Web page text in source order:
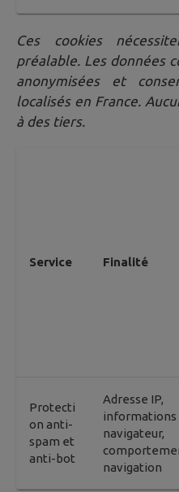
Ces cookies
préalable. Les données
anonymisées et
localisés en France.
à des tiers.
Service Finalité
Protecti
on anti-
spam et
anti-bot
Adresse IP,
informations
navigateur,
navigation